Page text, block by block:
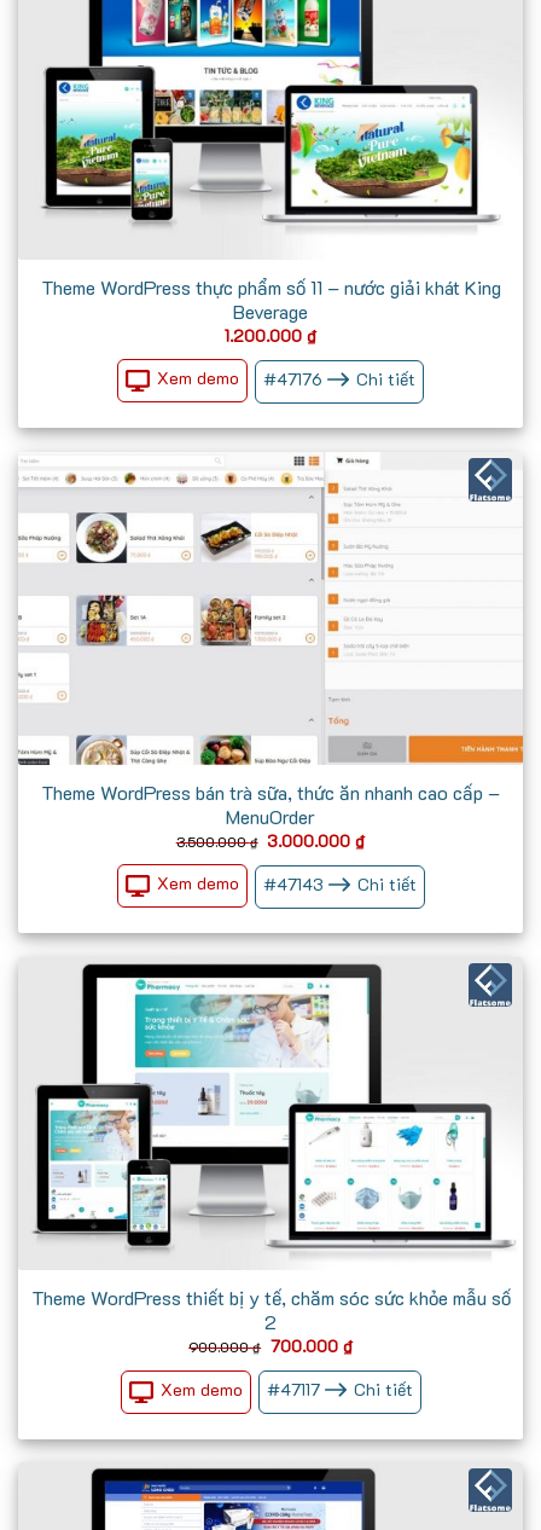
Theme WordPress thực phẩm số 11 – nước giải khát King
Beverage
1.200.000 ₫
Xem demo #47176 Chi tiết
Theme WordPress bán trà sữa, thức ăn nhanh cao cấp –
MenuOrder
3.500.000₫ Giá
là:
3.500.000 ₫.
3.000.000₫Giá
hiện
tại
là:
3.000.000 ₫.
Xem demo #47143 Chi tiết
Theme WordPress thiết bị y tế, chăm sóc sức khỏe mẫu số
2
900.000₫ Giá
là:
900.000 ₫.
700.000 ₫Giá
hiện
tại
là:
700.000 ₫.
Xem demo #47117 Chi tiết